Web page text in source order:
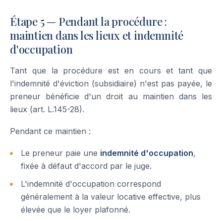
Étape 5 — Pendant la procédure :
maintien dans les lieux et indemnité
d'occupation
Tant que la procédure est en cours et tant que
l'indemnité d'éviction (subsidiaire) n'est pas payée, le
preneur bénéficie d'un droit au maintien dans les
lieux (art. L.145-28).
Pendant ce maintien :
Le preneur paie une indemnité d'occupation,
fixée à défaut d'accord par le juge.
L'indemnité d'occupation correspond
généralement à la valeur locative effective, plus
élevée que le loyer plafonné.